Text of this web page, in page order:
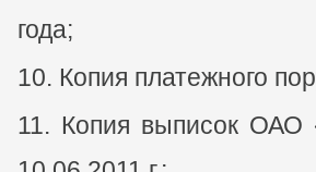
года;
Копия платежного
Копия выписок ОАО